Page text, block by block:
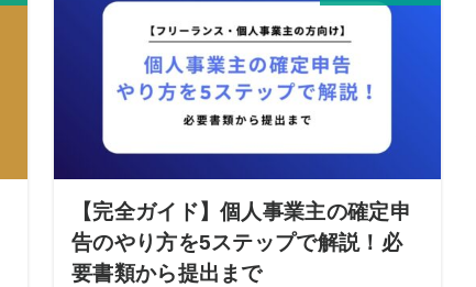
【完全ガイド】個人事業主の確定申
告のやり方を5ステップで解説！必
要書類から提出まで